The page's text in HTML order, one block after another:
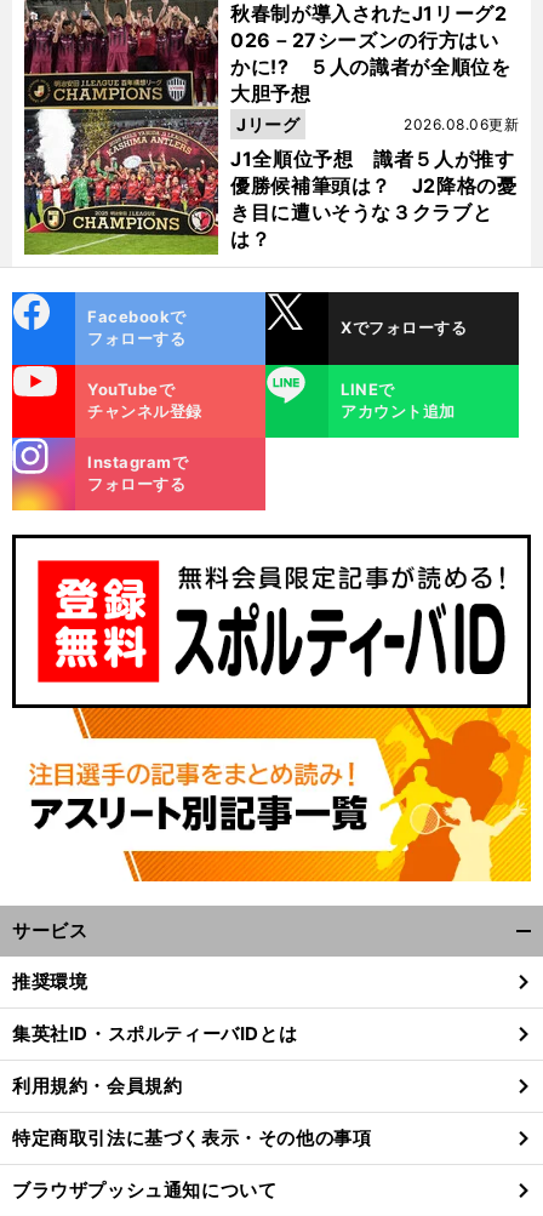
秋春制が導入されたJ1リーグ2
026－27シーズンの行方はい
かに!? ５人の識者が全順位を
大胆予想
J1全順位予想 識者５人が推す
優勝候補筆頭は？ J2降格の憂
き目に遭いそうな３クラブと
は？
2026.08.06更新
Jリーグ
ok
Facebookで
フォローする
Xでフォローする
YouTubeで
チャンネル登録
LINE
LINEで
アカウント追加
m
Instagramで
フォローする
サービス
閉
る
推奨環境
集英社ID・スポルティーバIDとは
利用規約・会員規約
特定商取引法に基づく表示・その他の事項
ブラウザプッシュ通知について